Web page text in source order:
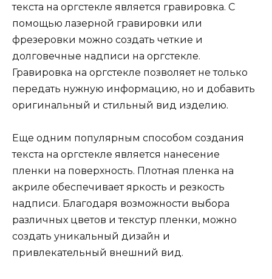
текста на оргстекле является гравировка. С
помощью лазерной гравировки или
фрезеровки можно создать четкие и
долговечные надписи на оргстекле.
Гравировка на оргстекле позволяет не только
передать нужную информацию, но и добавить
оригинальный и стильный вид изделию.
Еще одним популярным способом создания
текста на оргстекле является нанесение
пленки на поверхность. Плотная пленка на
акриле обеспечивает яркость и резкость
надписи. Благодаря возможности выбора
различных цветов и текстур пленки, можно
создать уникальный дизайн и
привлекательный внешний вид.